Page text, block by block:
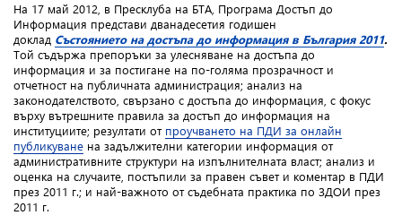
На 17 май 2012, в Пресклуба на БТА, Програма Достъп до
Информация представи дванадесетия годишен
доклад Състоянието на достъпа до информация в България 2011.
Той съдържа препоръки за улесняване на достъпа до
информация и за постигане на по-голяма прозрачност и
отчетност на публичната администрация; анализ на
законодателството, свързано с достъпа до информация, с фокус
върху вътрешните правила за достъп до информация на
институциите; резултати от проучването на ПДИ за онлайн
публикуване на задължителни категории информация от
административните структури на изпълнителната власт; анализ и
оценка на случаите, постъпили за правен съвет и коментар в ПДИ
през 2011 г.; и най-важното от съдебната практика по ЗДОИ през
2011 г.